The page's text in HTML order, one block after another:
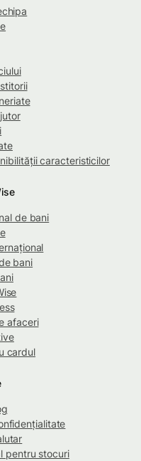
caracteristicilor
de bani
bani
afaceri
cardul
pentru stocuri